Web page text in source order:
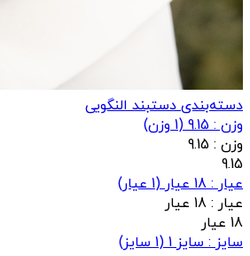
دسته‌بندی دستبند النگویی
وزن : 9.15
(
1 وزن)
وزن : 9.15
9.15
عيار : 18 عیار
(
1 عيار)
عيار : 18 عیار
18 عیار
سایز : سایز 1 (
1 سایز)